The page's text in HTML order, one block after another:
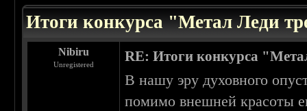
Итоги конкурса "Метал Леди
Nibiru
Unregistered
RE: Итоги конкурса
В нашу эру духовного
помимо внешней красоты